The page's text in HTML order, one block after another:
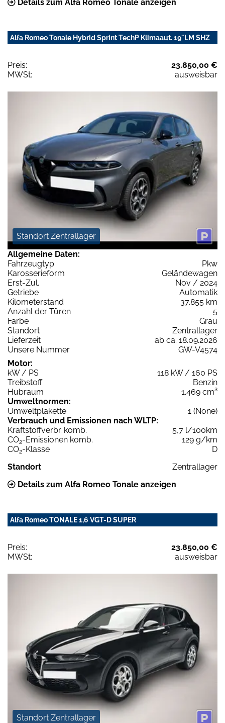
Details zum Alfa Romeo Tonale anzeigen
Alfa Romeo Tonale Hybrid Sprint TechP Klimaaut. 19"LM SHZ
Preis:
23.850,00 €
MWSt:
ausweisbar
Standort Zentrallager
Allgemeine Daten:
Fahrzeugtyp
Pkw
Karosserieform
Geländewagen
Erst-Zul.
Nov / 2024
Getriebe
Automatik
Kilometerstand
37.855 km
Anzahl der Türen
5
Farbe
Grau
Standort
Zentrallager
Lieferzeit
ab ca. 18.09.2026
Unsere Nummer
GW-V4574
Motor:
kW / PS
118 kW / 160 PS
Treibstoff
Benzin
Hubraum
1.469 cm³
Umweltnormen:
Umweltplakette
1 (None)
Verbrauch und Emissionen nach WLTP:
Kraftstoffverbr. komb.
5,7 l/100km
CO2-Emissionen komb.
129 g/km
CO2-Klasse
D
Standort
Zentrallager
Details zum Alfa Romeo Tonale anzeigen
Alfa Romeo TONALE 1,6 VGT-D SUPER
Preis:
23.850,00 €
MWSt:
ausweisbar
Standort Zentrallager